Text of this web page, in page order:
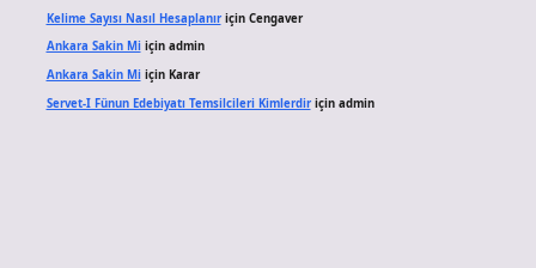
Kelime Sayısı Nasıl Hesaplanıriçin Cengaver
Ankara Sakin Miiçin admin
Ankara Sakin Miiçin Karar
Servet-I Fünun Edebiyatı Temsilcileri Kimlerdiriçin admin